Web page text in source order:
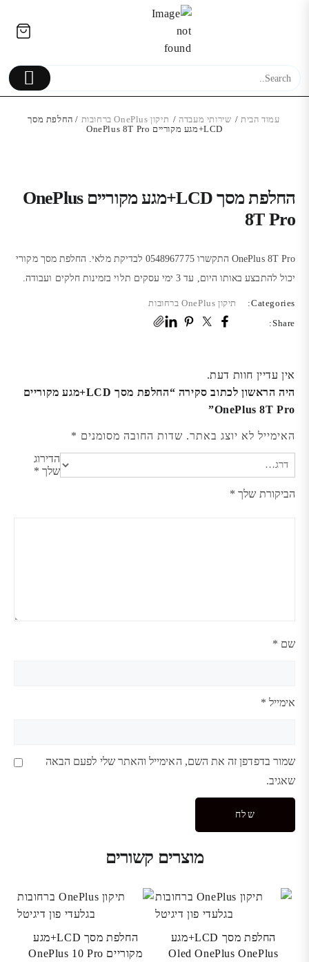
עמוד הבית/ שירותי מעבדה/ תיקון OnePlus ברחובות
/ החלפת מסך
LCD+מגע מקוריים OnePlus 8T Pro
החלפת מסך LCD+מגע מקוריים OnePlus
8T Pro
OnePlus 8T Pro התקשרו 0548967775 לבדיקת מלאי. החלפת מסך מקורי
יכול להתבצע באותו היום, עד 3 ימי עסקים תלוי בזמינות חלקים ועבודה.
Categories:
תיקון OnePlus ברחובות
Share:
אין עדיין חוות דעת.
היה הראשון לכתוב סקירה “החלפת מסך LCD+מגע מקוריים
OnePlus 8T Pro”
האימייל לא יוצג באתר. שדות החובה מסומנים *
הדירוג
שלך *
הביקורת שלך *
שם *
אימייל *
שמור בדפדפן זה את השם, האימייל והאתר שלי לפעם הבאה
שאגיב.
מוצרים קשורים
החלפת מסך LCD+מגע
Oled OnePlus OnePlus
החלפת מסך LCD+מגע
מקוריים OnePlus 10 Pro
₪
189.00